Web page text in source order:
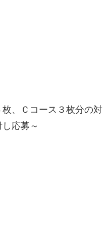
、Ｃコース３枚分の対
応募～